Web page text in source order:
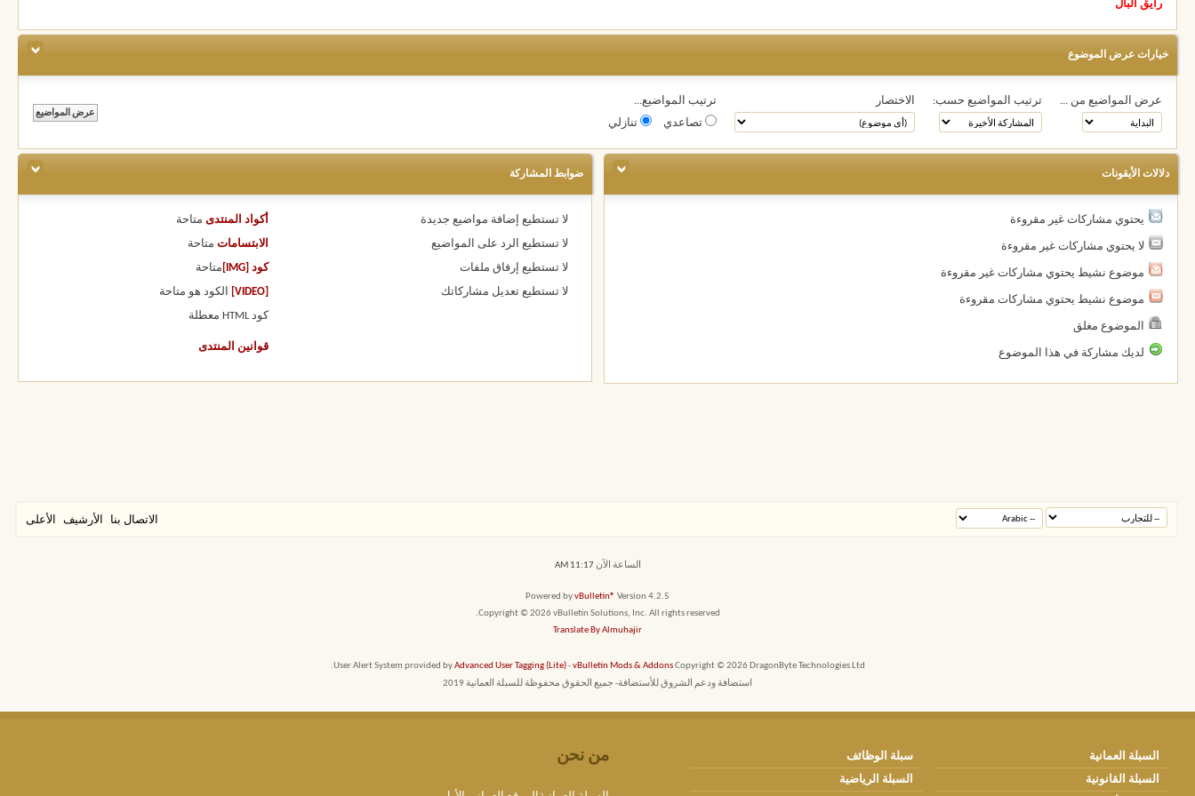
رايق البال
خيارات عرض الموضوع
عرض المواضيع من ... ترتيب المواضيع حسب: الاختصار
ترتيب المواضيع...
تصاعدي
تنازلي
دلالات الأيقونات
يحتوي مشاركات غير مقروءة
لا يحتوي مشاركات غير مقروءة
موضوع نشيط يحتوي مشاركات غير مقروءة
موضوع نشيط يحتوي مشاركات مقروءة
الموضوع مغلق
لديك مشاركة في هذا الموضوع
ضوابط المشاركة
لا تستطيع إضافة مواضيع جديدة
لا تستطيع الرد على المواضيع
لا تستطيع إرفاق ملفات
لا تستطيع تعديل مشاركاتك
أكواد المنتدى متاحة
الابتسامات متاحة
كود [IMG] متاحة
الكود هو متاحة
كود HTML معطلة
قوانين المنتدى
الاتصال بنا الأرشيف الأعلى
الساعة الآن11:17 AM
Powered byvBulletin® Version 4.2.5
Copyright © 2026 vBulletin Solutions, Inc. All rights reserved.
Translate By Almuhajir
User Alert System provided byAdvanced User Tagging (Lite)-vBulletin Mods & AddonsCopyright © 2026 DragonByte Technologies Ltd.
استضافة ودعم الشروق للأستضافة- جميع الحقوق محفوظة للسبلة العمانية 2019
السبلة العمانية
سبلة الوظائف
السبلة القانونية
السبلة الرياضية
من نحن